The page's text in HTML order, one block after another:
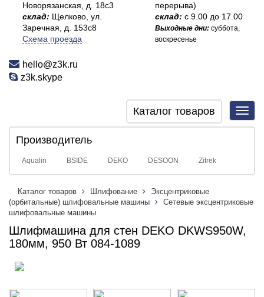
Новорязанская, д. 18с3
склад: Щелково, ул.
Заречная, д. 153с8
Схема проезда
перерыва)
склад:с 9.00 до 17.00
Выходные дни:суббота,
воскресенье
hello@z3k.ru
z3k.skype
Каталог товаров
Производитель
Aqualin BSIDE DEKO DESOON Zitrek
Каталог товаров Шлифование
Эксцентриковые
(орбитальные) шлифовальные машины
Сетевые эксцентриковые
шлифовальные машины
Шлифмашина для стен DEKO DKWS950W,
180мм, 950 Вт 084-1089